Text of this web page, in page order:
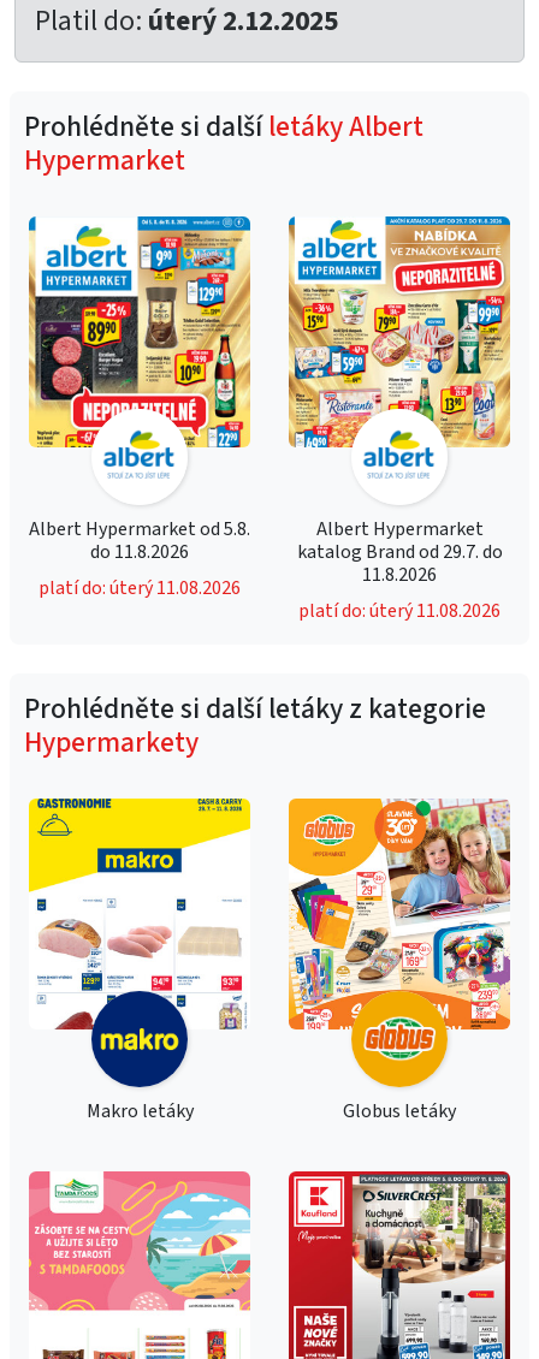
Platil do: úterý 2.12.2025
Prohlédněte si dalšíletáky Albert
Hypermarket
Albert Hypermarket od 5.8.
do 11.8.2026
platí do: úterý 11.08.2026
Albert Hypermarket
katalog Brand od 29.7. do
11.8.2026
platí do: úterý 11.08.2026
Prohlédněte si další letáky z kategorie
Hypermarkety
Makro letáky Globus letáky